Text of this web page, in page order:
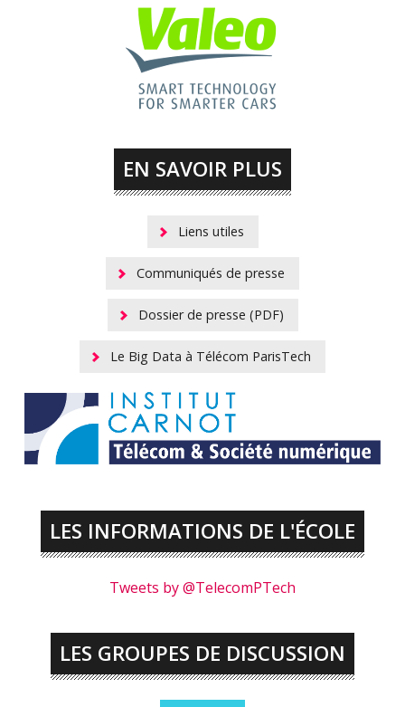
EN SAVOIR PLUS
Liens utiles
Communiqués de presse
Dossier de presse (PDF)
Le Big Data à Télécom ParisTech
LES INFORMATIONS DE L'ÉCOLE
Tweets by @TelecomPTech
LES GROUPES DE DISCUSSION